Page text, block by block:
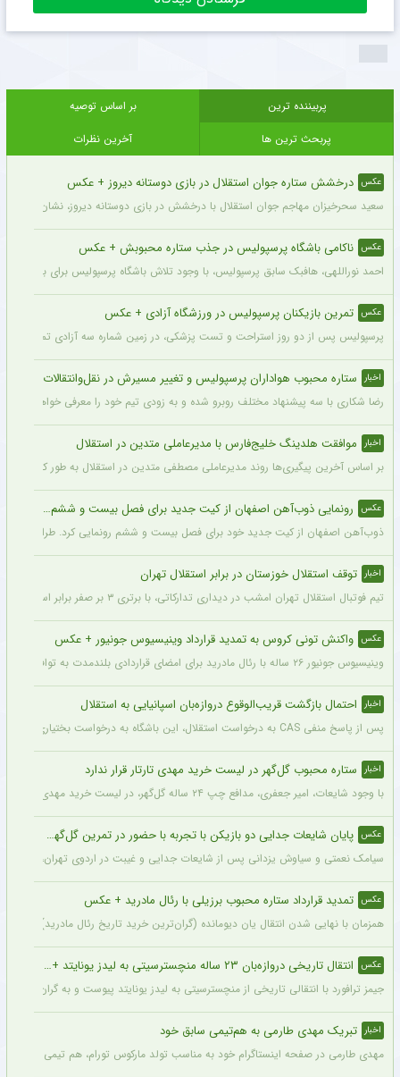
پربیننده ترین
بر اساس توصیه
پربحث ترین ها
آخرین نظرات
عکس درخشش ستاره جوان استقلال در بازی دوستانه دیروز + عکس
سعید سحرخیزان مهاجم جوان استقلال با درخشش در بازی دوستانه دیروز، نشان داد
عکس ناکامی باشگاه پرسپولیس در جذب ستاره محبوبش + عکس
احمد نوراللهی، هافبک سابق پرسپولیس، با وجود تلاش باشگاه پرسپولیس برای بازگشت
عکس تمرین بازیکنان پرسپولیس در ورزشگاه آزادی + عکس
پرسپولیس پس از دو روز استراحت و تست پزشکی، در زمین شماره سه آزادی تمرین کرد.
اخبار ستاره محبوب هواداران پرسپولیس و تغییر مسیرش در نقل‌وانتقالات
رضا شکاری با سه پیشنهاد مختلف روبرو شده و به زودی تیم خود را معرفی خواهد کرد.
اخبار موافقت هلدینگ خلیج‌فارس با مدیرعاملی متدین در استقلال
بر اساس آخرین پیگیری‌ها روند مدیرعاملی مصطفی متدین در استقلال به طور کامل
عکس رونمایی ذوب‌آهن اصفهان از کیت جدید برای فصل بیست و ششم + عکس
ذوب‌آهن اصفهان از کیت جدید خود برای فصل بیست و ششم رونمایی کرد. طراحی
اخبار توقف استقلال خوزستان در برابر استقلال تهران
تیم فوتبال استقلال تهران امشب در دیداری تدارکاتی، با برتری ۳ بر صفر برابر استقلال خوزستان، با دبل سعید سحرخیزان و گل یاسر آسانی پیروز شد.
عکس واکنش تونی کروس به تمدید قرارداد وینیسیوس جونیور + عکس
وینیسیوس جونیور ۲۶ ساله با رئال مادرید برای امضای قراردادی بلندمدت به توافق رسید که او را تا سال ۲۰۳۲ در سانتیاگو برنابئو نگه خواهد داشت و به شایعات درباره احتمال جدایی‌اش از این باشگاه پایان می‌دهد.
اخبار احتمال بازگشت قریب‌الوقوع دروازه‌بان اسپانیایی به استقلال
پس از پاسخ منفی CAS به درخواست استقلال، این باشگاه به درخواست بختیاری‌زاده قصد دارد قرارداد آنتونیو آدان، دروازه‌بان اسپانیایی فصل گذشته، را تمدید کند.
اخبار ستاره محبوب گل‌گهر در لیست خرید مهدی تارتار قرار ندارد
با وجود شایعات، امیر جعفری، مدافع چپ ۲۴ ساله گل‌گهر، در لیست خرید مهدی تارتار قرار ندارد.
عکس پایان شایعات جدایی دو بازیکن با تجربه با حضور در تمرین گل‌گهر + عکس
سیامک نعمتی و سیاوش یزدانی پس از شایعات جدایی و غیبت در اردوی تهران، دیروز
عکس تمدید قرارداد ستاره محبوب برزیلی با رئال مادرید + عکس
همزمان با نهایی شدن انتقال یان دیومانده (گران‌ترین خرید تاریخ رئال مادرید)، تمدید قرارداد
عکس انتقال تاریخی دروازه‌بان ۲۳ ساله منچسترسیتی به لیدز یونایتد + عکس
جیمز ترافورد با انتقالی تاریخی از منچسترسیتی به لیدز یونایتد پیوست و به گران‌ترین
اخبار تبریک مهدی طارمی به هم‌تیمی سابق خود
مهدی طارمی در صفحه اینستاگرام خود به مناسب تولد مارکوس تورام، هم تیمی سابق